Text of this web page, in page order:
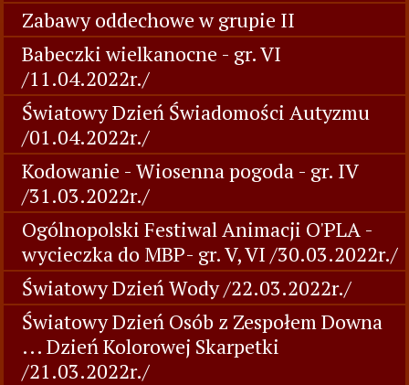
Zabawy oddechowe w grupie II
Babeczki wielkanocne - gr. VI
/11.04.2022r./
Światowy Dzień Świadomości Autyzmu
/01.04.2022r./
Kodowanie - Wiosenna pogoda - gr. IV
/31.03.2022r./
Ogólnopolski Festiwal Animacji O'PLA -
wycieczka do MBP- gr. V, VI /30.03.2022r./
Światowy Dzień Wody /22.03.2022r./
Światowy Dzień Osób z Zespołem Downa
... Dzień Kolorowej Skarpetki
/21.03.2022r./